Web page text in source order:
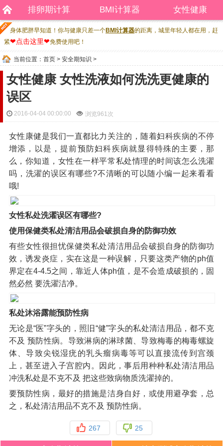
排卵期计算 BMI计算器 女性健康
身体肥胖早知道！你与健康只差一个BMI计算器的距离，城里年轻人都在用，赶
紧❤点击这里❤免费使用吧！
当前位置： 首页 > 安全期知识 >
女性健康 女性洗液如何洗洗更健康的
误区
2016-04-04 00:00:00 浏览961次
女性康健是我们一直都比力关注的，随着妇科疾病的不停
增添，以是，提前预防妇科疾病就显得特殊的主要，那
么，你知道，女性在一样平常私处情理的时间该怎么洗濯
吗，洗濯的误区有哪些?不清晰的可以随小编一起来看看
哦!
女性私处洗濯误区有哪些?
使用保健类私处清洁用品会破损自身的防御功效
有些女性很担忧保健类私处清洁用品会破损自身的防御功
效，诱发炎症，实在这是一种误解，只要这类产物的ph值
界定在4-4.5之间，靠近人体ph值，是不会造成破损的，固
然必然 要洗濯洁净。
私处沐浴露能预防性病
无论是“医”字头的，照旧“健”字头的私处清洁用品，都不克
不及 预防性病。导致淋病的淋球菌、导致梅毒的梅毒螺旋
体、导致尖锐湿疣的乳头瘤病毒等可以直接流传到宫颈
上，甚至进入子宫腔内。因此，事后用种种私处清洁用品
冲洗私处是不克不及 把这些致病物质洗濯掉的。
要预防性病，最好的措施是洁身自好，或使用避孕套，总
之，私处清洁用品不克不及 预防性病。
267 25